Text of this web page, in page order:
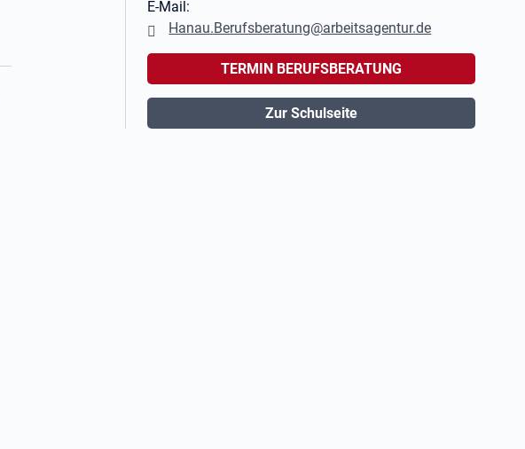
E-Mail:
Hanau.Berufsberatung@arbeitsagentur.de
TERMIN BERUFSBERATUNG
Zur Schulseite